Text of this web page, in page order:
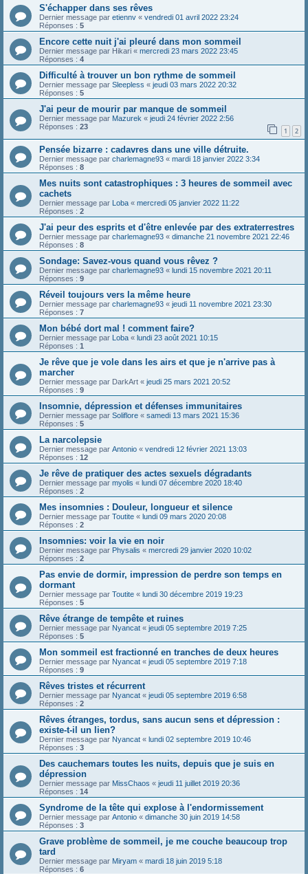
S'échapper dans ses rêves
Dernier message par etiennv « vendredi 01 avril 2022 23:24
Réponses : 5
Encore cette nuit j'ai pleuré dans mon sommeil
Dernier message par Hikari « mercredi 23 mars 2022 23:45
Réponses : 4
Difficulté à trouver un bon rythme de sommeil
Dernier message par Sleepless « jeudi 03 mars 2022 20:32
Réponses : 5
J'ai peur de mourir par manque de sommeil
Dernier message par Mazurek « jeudi 24 février 2022 2:56
Réponses : 23 1 2
Pensée bizarre : cadavres dans une ville détruite.
Dernier message par charlemagne93 « mardi 18 janvier 2022 3:34
Réponses : 8
Mes nuits sont catastrophiques : 3 heures de sommeil avec
cachets
Dernier message par Loba « mercredi 05 janvier 2022 11:22
Réponses : 2
J'ai peur des esprits et d'être enlevée par des extraterrestres
Dernier message par charlemagne93 « dimanche 21 novembre 2021 22:46
Réponses : 8
Sondage: Savez-vous quand vous rêvez ?
Dernier message par charlemagne93 « lundi 15 novembre 2021 20:11
Réponses : 9
Réveil toujours vers la même heure
Dernier message par charlemagne93 « jeudi 11 novembre 2021 23:30
Réponses : 7
Mon bébé dort mal ! comment faire?
Dernier message par Loba « lundi 23 août 2021 10:15
Réponses : 1
Je rêve que je vole dans les airs et que je n'arrive pas à
marcher
Dernier message par DarkArt « jeudi 25 mars 2021 20:52
Réponses : 9
Insomnie, dépression et défenses immunitaires
Dernier message par Soliflore « samedi 13 mars 2021 15:36
Réponses : 5
La narcolepsie
Dernier message par Antonio « vendredi 12 février 2021 13:03
Réponses : 12
Je rêve de pratiquer des actes sexuels dégradants
Dernier message par myolis « lundi 07 décembre 2020 18:40
Réponses : 2
Mes insomnies : Douleur, longueur et silence
Dernier message par Toutite « lundi 09 mars 2020 20:08
Réponses : 2
Insomnies: voir la vie en noir
Dernier message par Physalis « mercredi 29 janvier 2020 10:02
Réponses : 2
Pas envie de dormir, impression de perdre son temps en
dormant
Dernier message par Toutite « lundi 30 décembre 2019 19:23
Réponses : 5
Rêve étrange de tempête et ruines
Dernier message par Nyancat « jeudi 05 septembre 2019 7:25
Réponses : 5
Mon sommeil est fractionné en tranches de deux heures
Dernier message par Nyancat « jeudi 05 septembre 2019 7:18
Réponses : 9
Rêves tristes et récurrent
Dernier message par Nyancat « jeudi 05 septembre 2019 6:58
Réponses : 2
Rêves étranges, tordus, sans aucun sens et dépression :
existe-t-il un lien?
Dernier message par Nyancat « lundi 02 septembre 2019 10:46
Réponses : 3
Des cauchemars toutes les nuits, depuis que je suis en
dépression
Dernier message par MissChaos « jeudi 11 juillet 2019 20:36
Réponses : 14
Syndrome de la tête qui explose à l'endormissement
Dernier message par Antonio « dimanche 30 juin 2019 14:58
Réponses : 3
Grave problème de sommeil, je me couche beaucoup trop
tard
Dernier message par Miryam « mardi 18 juin 2019 5:18
Réponses : 6